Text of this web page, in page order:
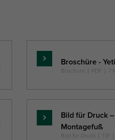
MehrBroschüre -
Brochure PDF 7
Mehr
Bild für Druck
Montagefuß
Bild für Druck TIF